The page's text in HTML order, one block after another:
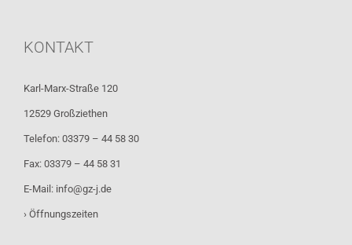
KONTAKT
Karl-Marx-Straße 120
12529 Großziethen
Telefon: 03379 – 44 58 30
Fax: 03379 – 44 58 31
E-Mail: info@gz-j.de
› Öffnungszeiten